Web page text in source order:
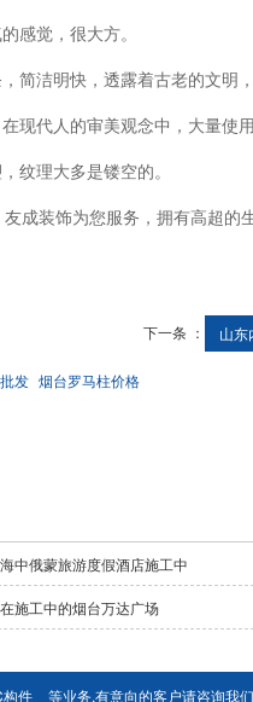
感觉，很大方。
简洁明快，透露着古老的文明
现代人的审美观念中，大量使
纹理大多是镂空的。
成装饰为您服务，拥有高超的
下一条 ： 山东
发 烟台罗马柱价格
中俄蒙旅游度假酒店施工中
施工中的烟台万达广场
件 等业务,有意向的客户请咨询我